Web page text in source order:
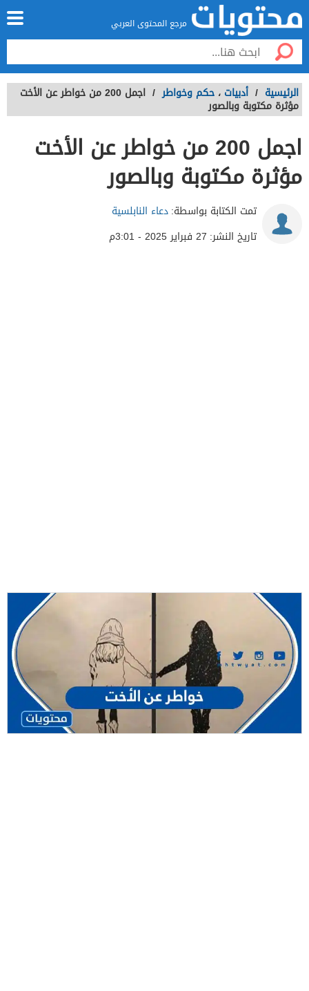
مرجع المحتوى العربي
الرئيسية / أدبيات ، حكم وخواطر / اجمل 200 من خواطر عن الأخت
مؤثرة مكتوبة وبالصور
اجمل 200 من خواطر عن الأخت
مؤثرة مكتوبة وبالصور
تمت الكتابة بواسطة:دعاء النابلسية
تاريخ النشر: 27 فبراير 2025 - 3:01م